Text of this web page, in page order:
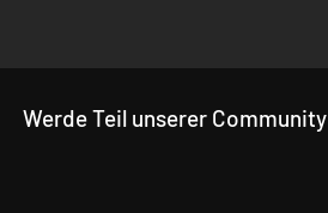
Werde Teil unserer Community